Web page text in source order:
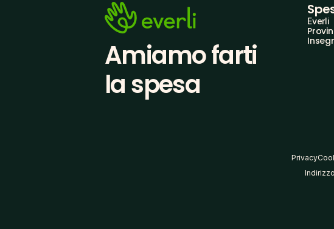
Amiamo farti
la spesa
Everli
Privacy